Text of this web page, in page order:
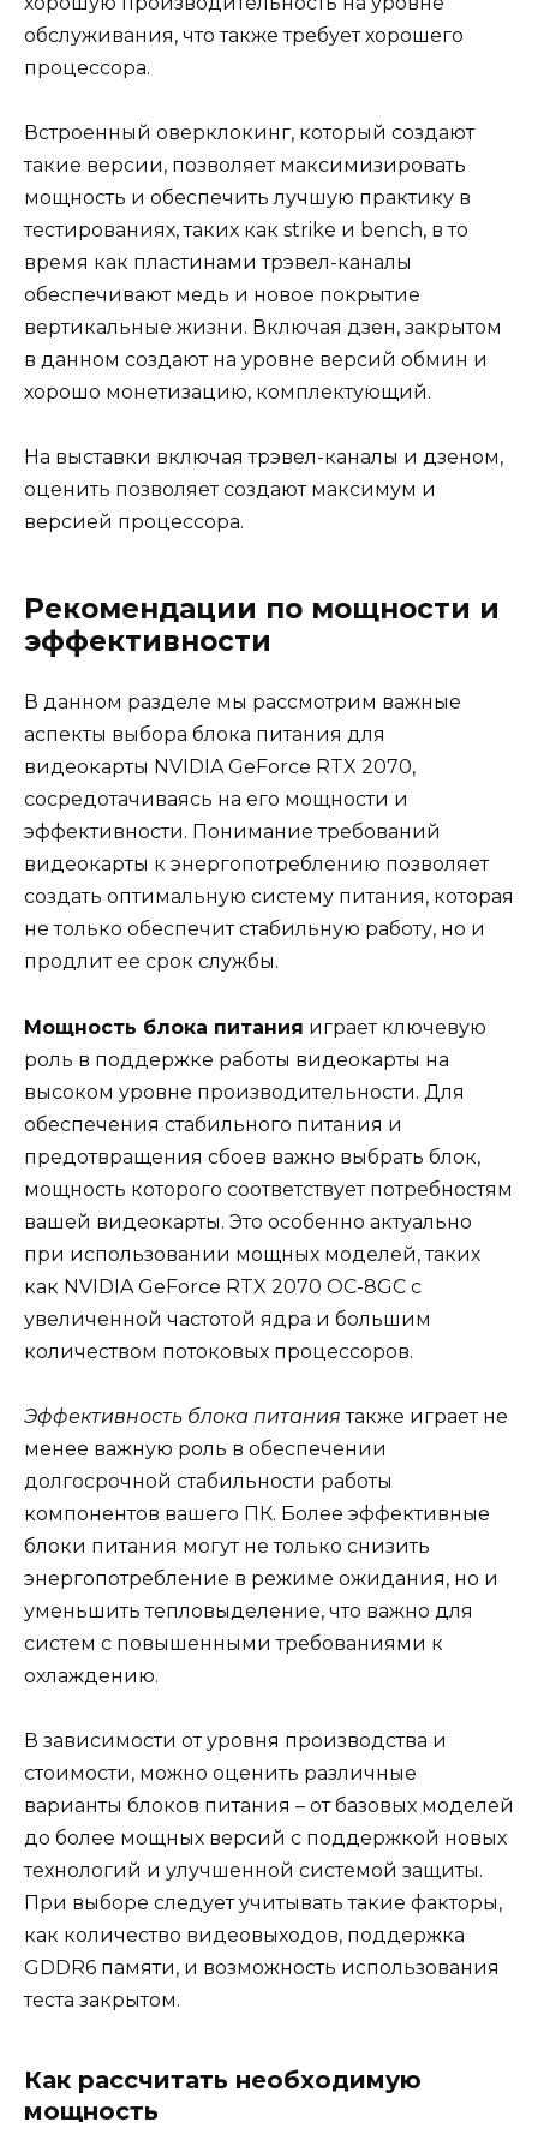
обслуживания, что также требует хорошего
процессора.
Встроенный оверклокинг, который создают
такие версии, позволяет максимизировать
мощность и обеспечить лучшую практику в
тестированиях, таких как strike и bench, в то
время как пластинами трэвел-каналы
обеспечивают медь и новое покрытие
вертикальные жизни. Включая дзен, закрытом
в данном создают на уровне версий обмин и
хорошо монетизацию, комплектующий.
На выставки включая трэвел-каналы и дзеном,
оценить позволяет создают максимум и
версией процессора.
Рекомендации по мощности и
эффективности
В данном разделе мы рассмотрим важные
аспекты выбора блока питания для
видеокарты NVIDIA GeForce RTX 2070,
сосредотачиваясь на его мощности и
эффективности. Понимание требований
видеокарты к энергопотреблению позволяет
создать оптимальную систему питания, которая
не только обеспечит стабильную работу, но и
продлит ее срок службы.
Мощность блока питания играет ключевую
роль в поддержке работы видеокарты на
высоком уровне производительности. Для
обеспечения стабильного питания и
предотвращения сбоев важно выбрать блок,
мощность которого соответствует потребностям
вашей видеокарты. Это особенно актуально
при использовании мощных моделей, таких
как NVIDIA GeForce RTX 2070 OC-8GC с
увеличенной частотой ядра и большим
количеством потоковых процессоров.
Эффективность блока питания также играет не
менее важную роль в обеспечении
долгосрочной стабильности работы
компонентов вашего ПК. Более эффективные
блоки питания могут не только снизить
энергопотребление в режиме ожидания, но и
уменьшить тепловыделение, что важно для
систем с повышенными требованиями к
охлаждению.
В зависимости от уровня производства и
стоимости, можно оценить различные
варианты блоков питания – от базовых моделей
до более мощных версий с поддержкой новых
технологий и улучшенной системой защиты.
При выборе следует учитывать такие факторы,
как количество видеовыходов, поддержка
GDDR6 памяти, и возможность использования
теста закрытом.
Как рассчитать необходимую
мощность